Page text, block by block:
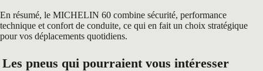
En résumé, le MICHELIN 60 combine sécurité, performance
technique et confort de conduite, ce qui en fait un choix stratégique
pour vos déplacements quotidiens.
Les pneus qui pourraient vous intéresser